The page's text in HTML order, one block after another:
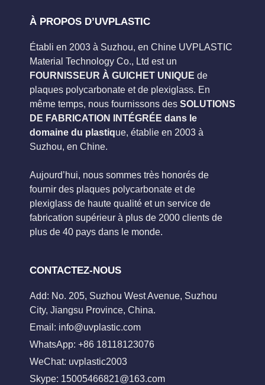
À PROPOS D’UVPLASTIC
Établi en 2003 à Suzhou, en Chine UVPLASTIC
Material Technology Co., Ltd est un
FOURNISSEUR À GUICHET UNIQUE de
plaques polycarbonate et de plexiglass. En
même temps, nous fournissons des SOLUTIONS
DE FABRICATION INTÉGRÉE dans le
domaine du plastique, établie en 2003 à
Suzhou, en Chine.
Aujourd’hui, nous sommes très honorés de
fournir des plaques polycarbonate et de
plexiglass de haute qualité et un service de
fabrication supérieur à plus de 2000 clients de
plus de 40 pays dans le monde.
CONTACTEZ-NOUS
Add: No. 205, Suzhou West Avenue, Suzhou
City, Jiangsu Province, China.
Email: info@uvplastic.com
WhatsApp: +86 18118123076
WeChat: uvplastic2003
Skype: 15005466821@163.com